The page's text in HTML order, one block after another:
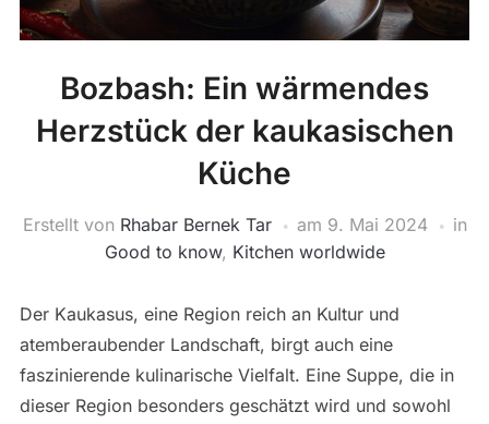
Bozbash: Ein wärmendes
Herzstück der kaukasischen
Küche
Erstellt von Rhabar Bernek Tar am 9. Mai 2024
in
Good to know, Kitchen worldwide
Der Kaukasus, eine Region reich an Kultur und
atemberaubender Landschaft, birgt auch eine
faszinierende kulinarische Vielfalt. Eine Suppe, die in
dieser Region besonders geschätzt wird und sowohl